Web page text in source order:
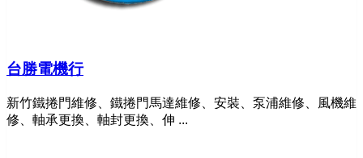
台勝電機行
新竹鐵捲門維修、鐵捲門馬達維修、安裝、泵浦維修、風機維
修、軸承更換、軸封更換、伸 ...